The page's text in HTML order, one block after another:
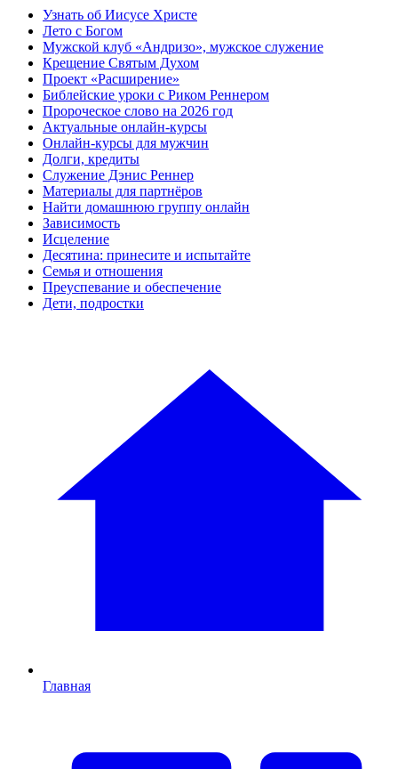
Узнать об Иисусе Христе
Лето с Богом
Мужской клуб «Андризо», мужское служение
Крещение Святым Духом
Проект «Расширение»
Библейские уроки с Риком Реннером
Пророческое слово на 2026 год
Актуальные онлайн-курсы
Онлайн-курсы для мужчин
Долги, кредиты
Служение Дэнис Реннер
Материалы для партнёров
Найти домашнюю группу онлайн
Зависимость
Исцеление
Десятина: принесите и испытайте
Семья и отношения
Преуспевание и обеспечение
Дети, подростки
Главная